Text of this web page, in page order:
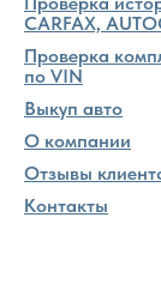
CARFAX,
Проверка
по VIN
Выкуп авто
О компании
Отзывы
Контакты